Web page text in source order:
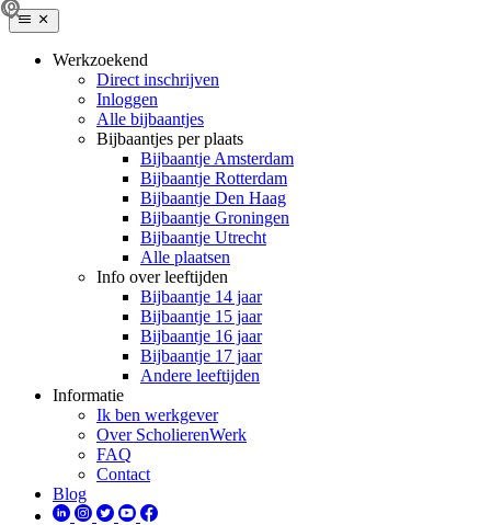
Werkzoekend
Direct inschrijven
Inloggen
Alle bijbaantjes
Bijbaantjes per plaats
Bijbaantje Amsterdam
Bijbaantje Rotterdam
Bijbaantje Den Haag
Bijbaantje Groningen
Bijbaantje Utrecht
Alle plaatsen
Info over leeftijden
Bijbaantje 14 jaar
Bijbaantje 15 jaar
Bijbaantje 16 jaar
Bijbaantje 17 jaar
Andere leeftijden
Informatie
Ik ben werkgever
Over ScholierenWerk
FAQ
Contact
Blog